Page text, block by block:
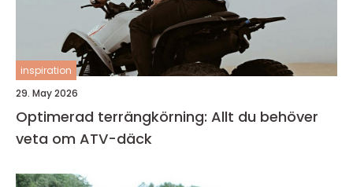
inspiration
29. May 2026
Optimerad terrängkörning: Allt du behöver
veta om ATV-däck